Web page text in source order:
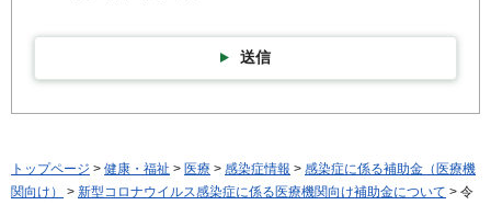
送信
トップページ > 健康・福祉 > 医療 > 感染症情報 > 感染症に係る補助金（医療機
関向け）
> 新型コロナウイルス感染症に係る医療機関向け補助金について > 令